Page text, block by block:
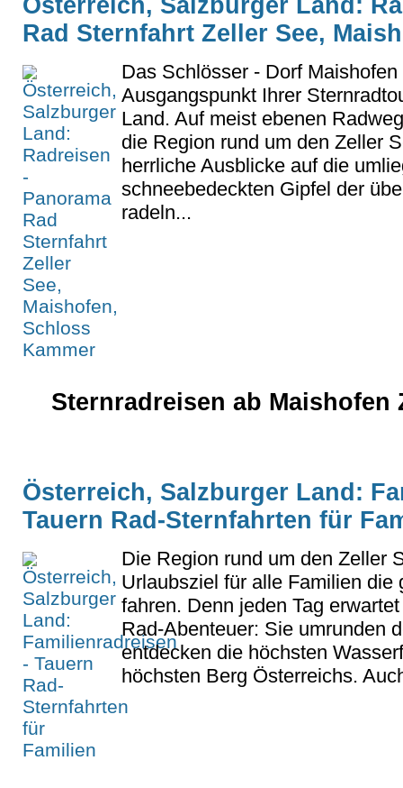
Rad Sternfahrt Zeller See,
Das Schlösser - Dorf
Ausgangspunkt Ihrer
Land. Auf meist ebenen
die Region rund um den Zeller
herrliche Ausblicke auf die
schneebedeckten Gipfel der
radeln...
Sternradreisen ab Maishofen
Österreich, Salzburger Land:
Tauern Rad-Sternfahrten für
Die Region rund um den Zeller
Urlaubsziel für alle Familien die
fahren. Denn jeden Tag
Rad-Abenteuer: Sie umrunden
entdecken die höchsten
höchsten Berg Österreichs.